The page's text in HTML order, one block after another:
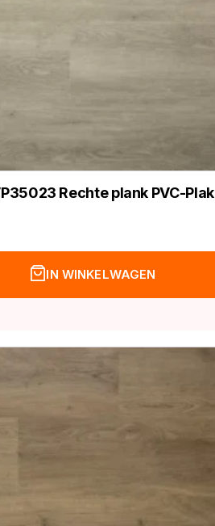
Rechte plank PVC-Plak
IN WINKELWAGEN